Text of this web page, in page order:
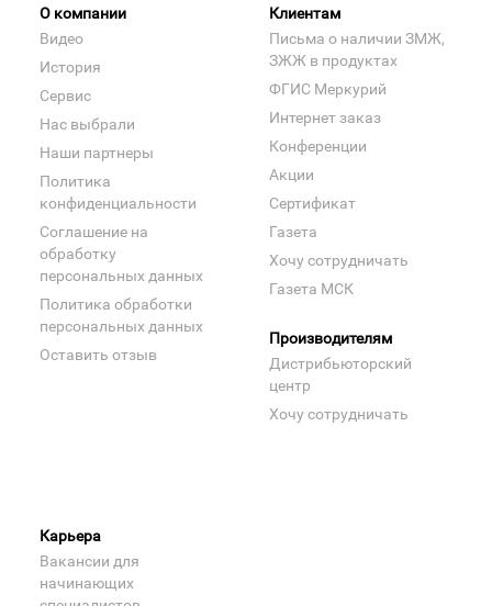
О компании
Видео
История
Сервис
Нас выбрали
Наши партнеры
Политика
конфиденциальности
Соглашение на
обработку
персональных данных
Политика обработки
персональных данных
Оставить отзыв
Клиентам
Письма о наличии ЗМЖ,
ЗЖЖ в продуктах
ФГИС Меркурий
Интернет заказ
Конференции
Акции
Сертификат
Газета
Хочу сотрудничать
Газета МСК
Производителям
Дистрибьюторский
центр
Хочу сотрудничать
Карьера
Вакансии для
начинающих